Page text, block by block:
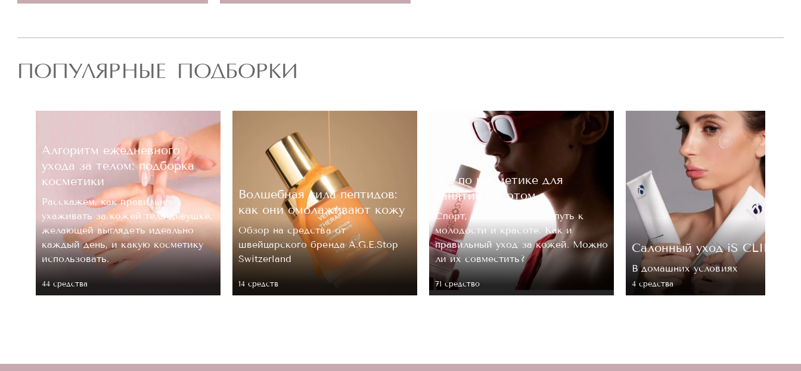
ПОПУЛЯРНЫЕ ПОДБОРКИ
Алгоритм ежедневного
ухода за телом: подборка
косметики
Расскажем, как правильно
ухаживать за кожей тела девушке,
желающей выглядеть идеально
каждый день, и какую косметику
использовать.
44 средствa
Волшебная сила пептидов:
как они омолаживают кожу
Обзор на средства от
швейцарского бренда A.G.E.Stop
Switzerland
14 средств
Гид по косметике для
занятий спортом
Спорт, как известно, — путь к
молодости и красоте. Как и
правильный уход за кожей. Можно
ли их совместить?
71 средство
Cалонный уход iS
В домашних условиях
4 средствa